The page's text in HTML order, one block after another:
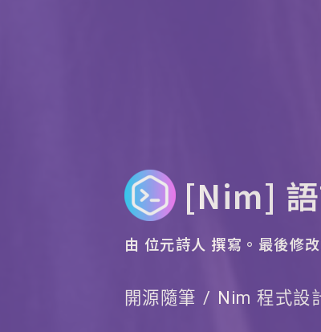
[Nim]
由 位元詩人 撰寫。 最後修
開源隨筆 Nim 程式設